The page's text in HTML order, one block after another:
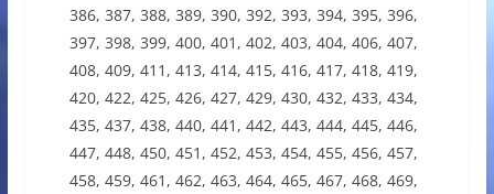
386, 387, 388, 389, 390, 392, 393, 394, 395, 396,
397, 398, 399, 400, 401, 402, 403, 404, 406, 407,
408, 409, 411, 413, 414, 415, 416, 417, 418, 419,
420, 422, 425, 426, 427, 429, 430, 432, 433, 434,
435, 437, 438, 440, 441, 442, 443, 444, 445, 446,
447, 448, 450, 451, 452, 453, 454, 455, 456, 457,
458, 459, 461, 462, 463, 464, 465, 467, 468, 469,